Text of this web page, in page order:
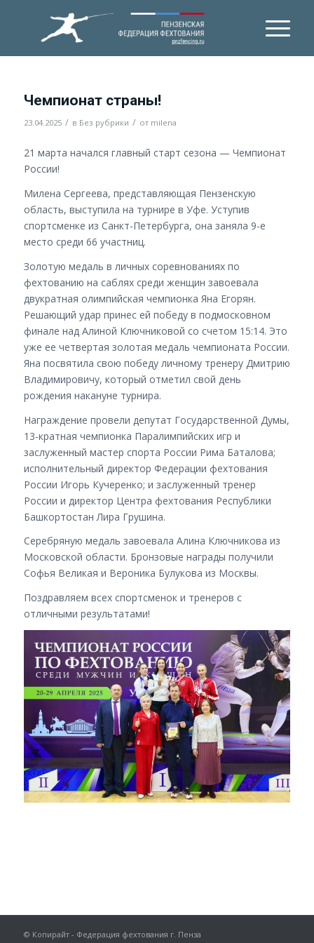
Чемпионат страны!
23.04.2025 / в Без рубрики / от milena
21 марта начался главный старт сезона — Чемпионат
России!
Милена Сергеева, представляющая Пензенскую
область, выступила на турнире в Уфе. Уступив
спортсменке из Санкт-Петербурга, она заняла 9-е
место среди 66 участниц.
Золотую медаль в личных соревнованиях по
фехтованию на саблях среди женщин завоевала
двукратная олимпийская чемпионка Яна Егорян.
Решающий удар принес ей победу в подмосковном
финале над Алиной Ключниковой со счетом 15:14. Это
уже ее четвертая золотая медаль чемпионата России.
Яна посвятила свою победу личному тренеру Дмитрию
Владимировичу, который отметил свой день
рождения накануне турнира.
Награждение провели депутат Государственной Думы,
13-кратная чемпионка Паралимпийских игр и
заслуженный мастер спорта России Рима Баталова;
исполнительный директор Федерации фехтования
России Игорь Кучеренко; и заслуженный тренер
России и директор Центра фехтования Республики
Башкортостан Лира Грушина.
Серебряную медаль завоевала Алина Ключникова из
Московской области. Бронзовые награды получили
Софья Великая и Вероника Булукова из Москвы.
Поздравляем всех спортсменок и тренеров с
отличными результатами!
© Копирайт - Федерация фехтования г. Пенза